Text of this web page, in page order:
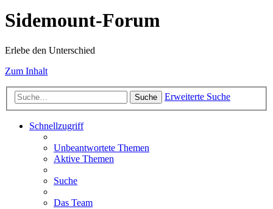
Sidemount-Forum
Erlebe den Unterschied
Zum Inhalt
Suche Erweiterte Suche
Schnellzugriff
Unbeantwortete Themen
Aktive Themen
Suche
Das Team